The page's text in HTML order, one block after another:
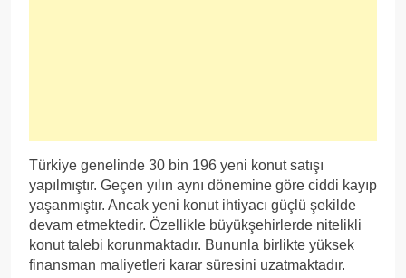
Türkiye genelinde 30 bin 196 yeni konut satışı
yapılmıştır. Geçen yılın aynı dönemine göre ciddi kayıp
yaşanmıştır. Ancak yeni konut ihtiyacı güçlü şekilde
devam etmektedir. Özellikle büyükşehirlerde nitelikli
konut talebi korunmaktadır. Bununla birlikte yüksek
finansman maliyetleri karar süresini uzatmaktadır.